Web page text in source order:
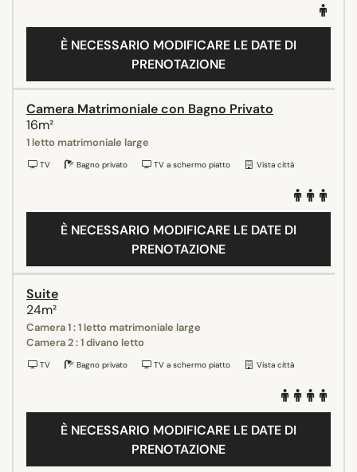
È NECESSARIO MODIFICARE LE DATE DI
PRENOTAZIONE
Camera Matrimoniale con Bagno Privato
16m²
1 letto matrimoniale large
TV Bagno privato TV a schermo piatto Vista città
È NECESSARIO MODIFICARE LE DATE DI
PRENOTAZIONE
Suite
24m²
Camera 1 : 1 letto matrimoniale large
Camera 2 : 1 divano letto
TV Bagno privato TV a schermo piatto Vista città
È NECESSARIO MODIFICARE LE DATE DI
PRENOTAZIONE